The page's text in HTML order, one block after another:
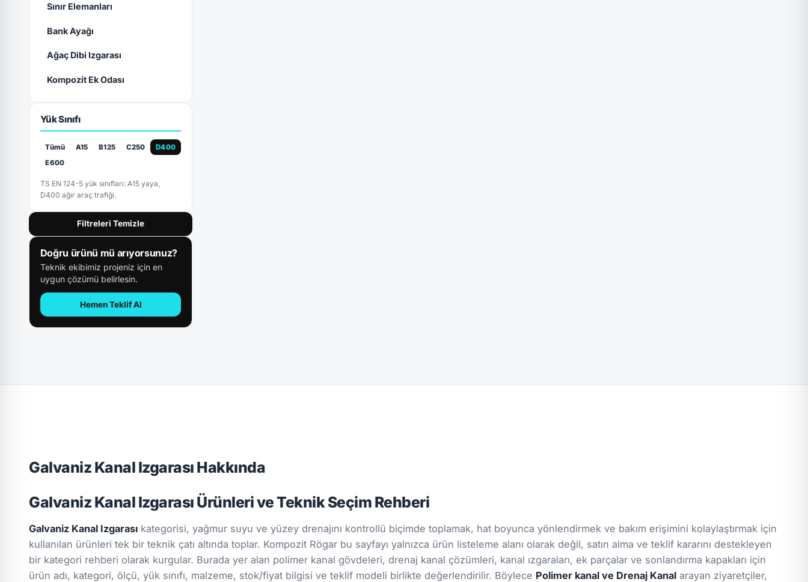
Sınır Elemanları
Bank Ayağı
Ağaç Dibi Izgarası
Kompozit Ek Odası
Yük Sınıfı
Tümü A15 B125 C250
D400
E600
TS EN 124-5 yük sınıfları: A15 yaya,
D400 ağır araç trafiği.
Filtreleri Temizle
Doğru ürünü mü arıyorsunuz?
Teknik ekibimiz projeniz için en
uygun çözümü belirlesin.
Hemen Teklif Al
Galvaniz Kanal Izgarası Hakkında
Galvaniz Kanal Izgarası Ürünleri ve Teknik Seçim Rehberi
Galvaniz Kanal Izgarası kategorisi, yağmur suyu ve yüzey drenajını kontrollü biçimde toplamak, hat boyunca yönlendirmek ve bakım erişimini kolaylaştırmak için
kullanılan ürünleri tek bir teknik çatı altında toplar. Kompozit Rögar bu sayfayı yalnızca ürün listeleme alanı olarak değil, satın alma ve teklif kararını destekleyen
bir kategori rehberi olarak kurgular. Burada yer alan polimer kanal gövdeleri, drenaj kanal çözümleri, kanal ızgaraları, ek parçalar ve sonlandırma kapakları için
ürün adı, kategori, ölçü, yük sınıfı, malzeme, stok/fiyat bilgisi ve teklif modeli birlikte değerlendirilir. Böylece Polimer kanal ve Drenaj Kanal arayan ziyaretçiler,